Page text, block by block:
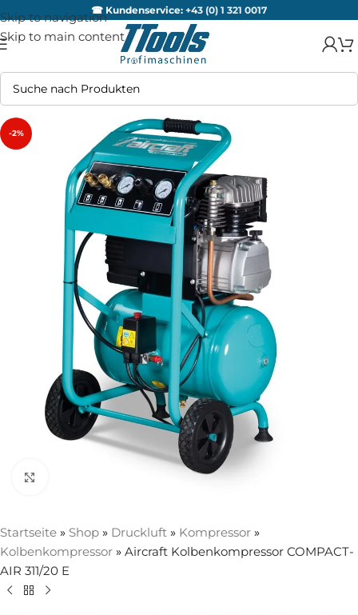
Skip to navigation
Skip to main content
☎ Kundenservice: +43 (0) 1 321 0017
-2%
Zum Vergrößern anklicken
Startseite » Shop » Druckluft » Kompressor »
Kolbenkompressor » Aircraft Kolbenkompressor COMPACT-
AIR 311/20 E